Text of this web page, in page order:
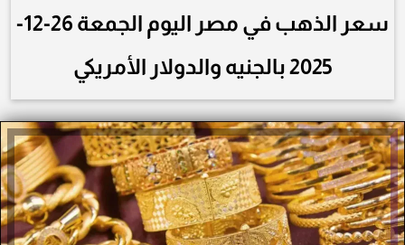
سعر الذهب في مصر اليوم الجمعة 26-12-
2025 بالجنيه والدولار الأمريكي